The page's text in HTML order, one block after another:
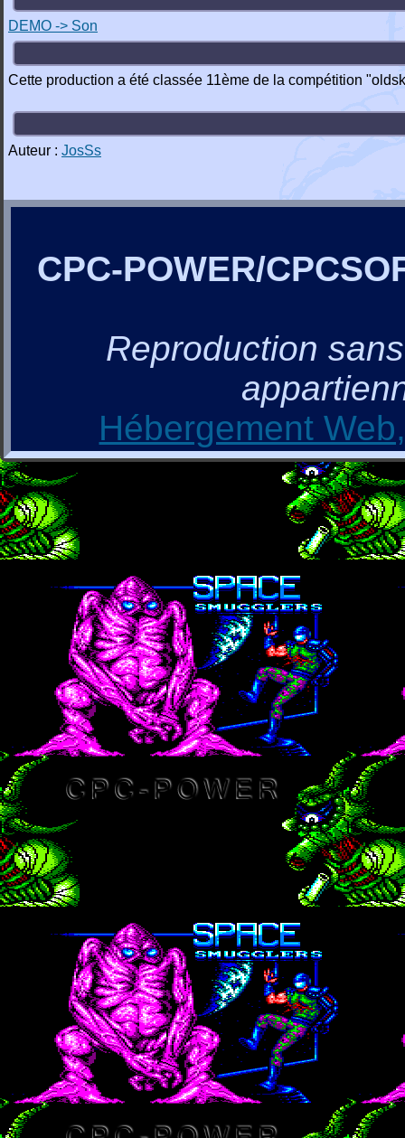
DEMO -> Son
Cette production a été classée 11ème de la compétition
Auteur : JosSs
CPC-POWER/
Reproduction
Hébergement